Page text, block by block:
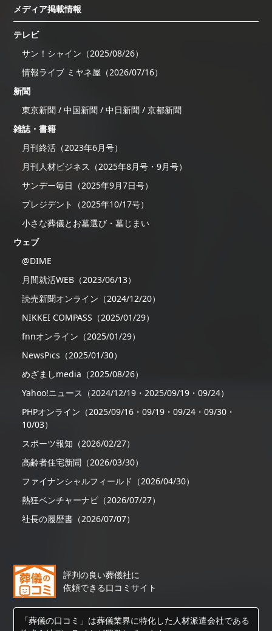
メディア掲載情報
テレビ
サン！シャイン（2025/08/26）
情報ライブ ミヤネ屋（2026/07/16）
新聞
東京新聞 / 中国新聞 / 中日新聞 / 京都新聞
雑誌・書籍
月刊終活（2023年6月号）
月刊人材ビジネス（2025年8月号・9月号）
サンデー毎日（2025年9月7日号）
プレジデント（2025年10/17号）
小さな葬儀とお墓選び・墓じまい
ウェブ
@DIME
月間就活WEB（2023/06/13）
読売新聞オンライン（2024/12/20）
NIKKEI COMPASS（2025/01/29）
fnnオンライン（2025/01/29）
NewsPics（2025/01/30）
めざましmedia（2025/08/26）
Yahoo!ニュース（2024/12/19・2025/09/19・09/24）
PHPオンライン（2025/09/16・09/19・09/24・09/30・
10/03）
スポーツ報知（2026/02/27）
高齢者住宅新聞（2026/03/30）
ファイナンシャルフィールド（2026/04/30）
熱狂ベンチャーナビ（2026/07/27）
社長の履歴書（2026/07/07）
評判の良い葬儀社に
依頼できる口コミサイト
「葬儀の口コミ」は葬儀業界に特化した人材派遣会社である